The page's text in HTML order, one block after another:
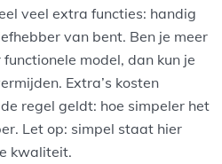
veel extra functies: handig
van bent. Ben je meer
model, dan kun je
Extra’s kosten
regel geldt: hoe simpeler het
Let op: simpel staat hier
kwaliteit.